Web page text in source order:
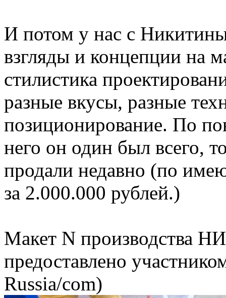
И потом у нас с
взгляды и концепции на
стилистика
разные вкусы, разные
позиционирование. По
него он один был всего,
продали недавно (по
за 2.000.000 рублей.)
Макет N производства
предоставлено
Russia/com)